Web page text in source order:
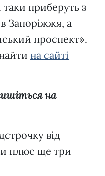
приберуть з
Запоріжжя, а
проспект».
на сайті
на
від
плюс ще три